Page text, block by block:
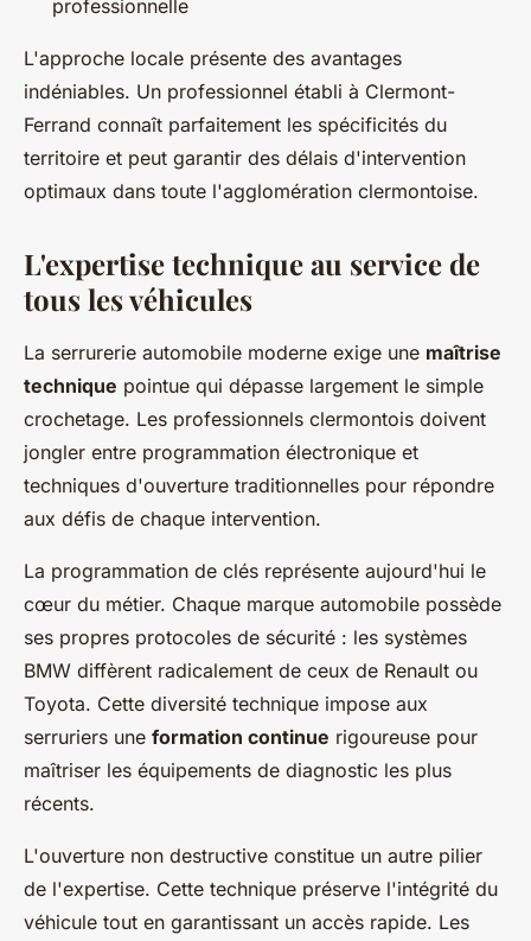
professionnelle
L'approche locale présente des avantages
indéniables. Un professionnel établi à Clermont-
Ferrand connaît parfaitement les spécificités du
territoire et peut garantir des délais d'intervention
optimaux dans toute l'agglomération clermontoise.
L'expertise technique au service de
tous les véhicules
La serrurerie automobile moderne exige une maîtrise
technique pointue qui dépasse largement le simple
crochetage. Les professionnels clermontois doivent
jongler entre programmation électronique et
techniques d'ouverture traditionnelles pour répondre
aux défis de chaque intervention.
La programmation de clés représente aujourd'hui le
cœur du métier. Chaque marque automobile possède
ses propres protocoles de sécurité : les systèmes
BMW diffèrent radicalement de ceux de Renault ou
Toyota. Cette diversité technique impose aux
serruriers une formation continue rigoureuse pour
maîtriser les équipements de diagnostic les plus
récents.
L'ouverture non destructive constitue un autre pilier
de l'expertise. Cette technique préserve l'intégrité du
véhicule tout en garantissant un accès rapide. Les